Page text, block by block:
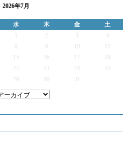
2026年7月
水 木 金
土
2 3
4
9
15 16 17
22 23 24
25
29 30 31